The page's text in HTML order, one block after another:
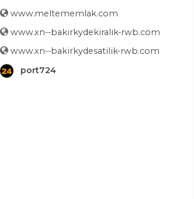
www.meltememlak.com
www.xn--bakirkydekiralik-rwb.com
www.xn--bakirkydesatilik-rwb.com
port724